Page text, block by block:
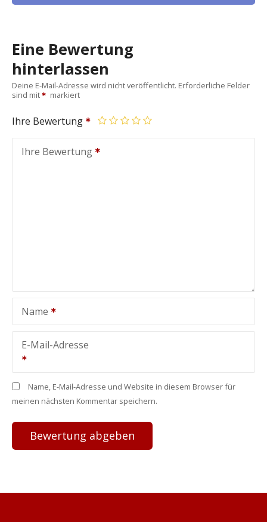
Eine Bewertung
hinterlassen
Deine E-Mail-Adresse wird nicht veröffentlicht. Erforderliche Felder
sind mit
markiert
Ihre Bewertung
Ihre Bewertung
Name
E-Mail-Adresse
Name, E-Mail-Adresse und Website in diesem Browser für
meinen nächsten Kommentar speichern.